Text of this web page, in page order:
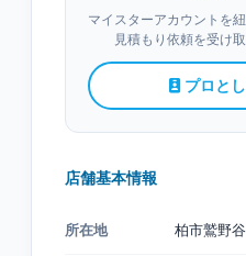
マイスターアカウントを
見積もり依頼を受け
プロと
店舗基本情報
所在地 柏市鷲野